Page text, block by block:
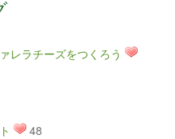
レラチーズをつくろう
48